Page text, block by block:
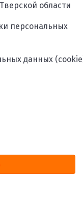
области
персональных
данных